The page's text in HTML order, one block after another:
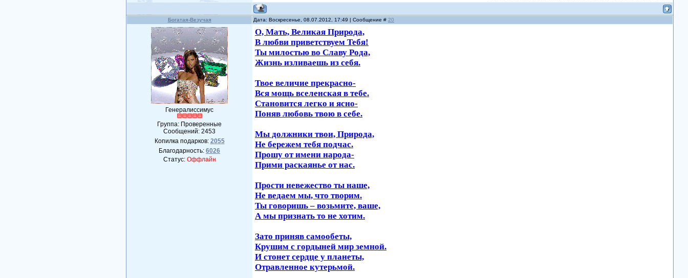
Богатая-Везучая Дата: Воскресенье, 08.07.2012, 17:49 | Сообщение # 20
Генералиссимус
Группа: Проверенные
Сообщений:2453
Копилка подарков: 2055
Благодарность:6026
Статус: Оффлайн
О, Мать, Великая Природа,
В любви приветствуем Тебя!
Ты милостью во Славу Рода,
Жизнь изливаешь из себя.
Твое величие прекрасно-
Вся мощь вселенская в тебе.
Становится легко и ясно-
Поняв любовь твою в себе.
Мы должники твои, Природа,
Не бережем тебя подчас.
Прошу от имени народа-
Прими раскаянье от нас.
Прости невежество ты наше,
Не ведаем мы, что творим.
Ты говоришь – возьмите, ваше,
А мы признать то не хотим.
Зато приняв самообеты,
Крушим с гордыней мир земной.
И стонет сердце у планеты,
Отравленное кутерьмой.